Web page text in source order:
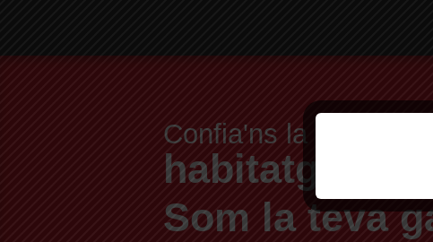
Confia'ns la
habitatge.
Som la teva